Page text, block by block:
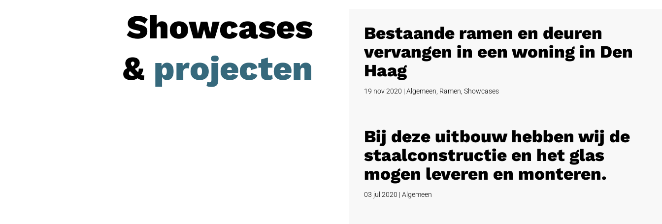
Showcases
& projecten
Bestaande ramen en deuren
vervangen in een woning in Den
Haag
19 nov 2020 | Algemeen Ramen Showcases
Bij deze uitbouw hebben wij de
staalconstructie en het glas
mogen leveren en monteren.
03 jul 2020 | Algemeen